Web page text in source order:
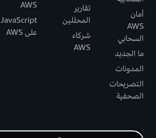
أمان
AWS
السحابي
ما الجديد
المدونات
التصريحات
الصحفية
تقارير
المحللين
شركاء
AWS
AWS
JavaScript
على AWS